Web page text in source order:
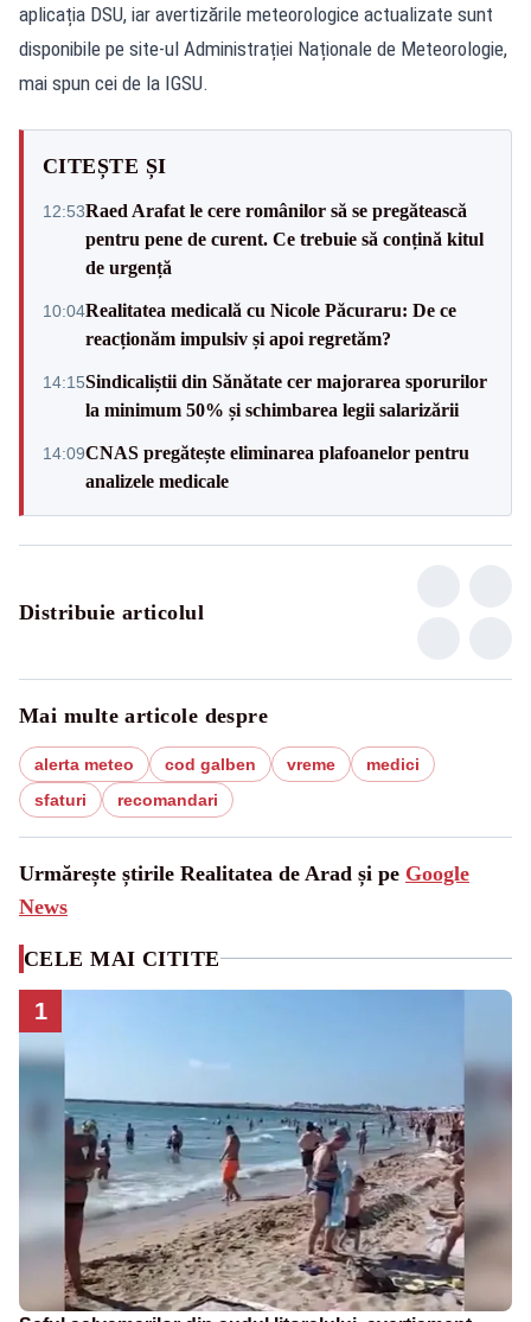
aplicația DSU, iar avertizările meteorologice actualizate sunt
disponibile pe site-ul Administrației Naționale de Meteorologie,
mai spun cei de la IGSU.
CITEȘTE ȘI
12:53Raed Arafat le cere românilor să se pregătească
pentru pene de curent. Ce trebuie să conțină kitul
de urgență
10:04Realitatea medicală cu Nicole Păcuraru: De ce
reacționăm impulsiv și apoi regretăm?
14:15Sindicaliștii din Sănătate cer majorarea sporurilor
la minimum 50% și schimbarea legii salarizării
14:09CNAS pregătește eliminarea plafoanelor pentru
analizele medicale
Distribuie articolul
Mai multe articole despre
alerta meteo cod galben vreme
medici
sfaturi
recomandari
Urmărește știrile Realitatea de Arad și pe Google
News
CELE MAI CITITE
1